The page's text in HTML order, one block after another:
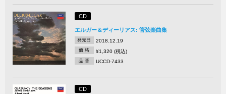
CD
エルガー＆ディーリアス: 管弦楽曲集
発売日 2018.12.19
価 格 ¥1,320 (税込)
品 番 UCCD-7433
CD